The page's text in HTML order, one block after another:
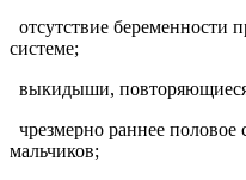
отсутствие беременности
системе;
выкидыши, повторяющиеся
чрезмерно раннее половое
мальчиков;